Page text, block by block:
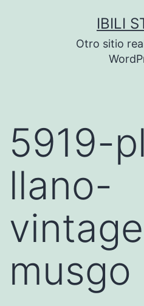
IBILI
Otro sitio
5919-
llano-
musgo